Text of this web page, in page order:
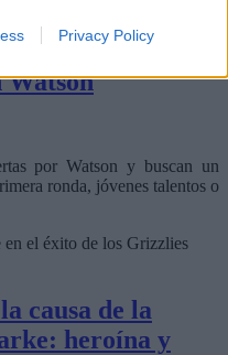
Privacy Policy
este precio a
Watson
por Watson y buscan un
ronda, jóvenes talentos o
causa de la
heroína y